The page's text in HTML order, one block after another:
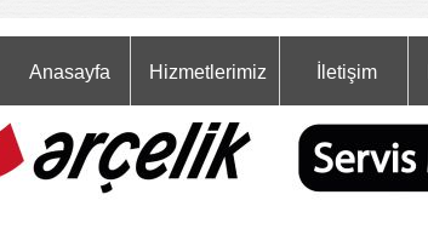
Anasayfa Hizmetlerimiz İletişim